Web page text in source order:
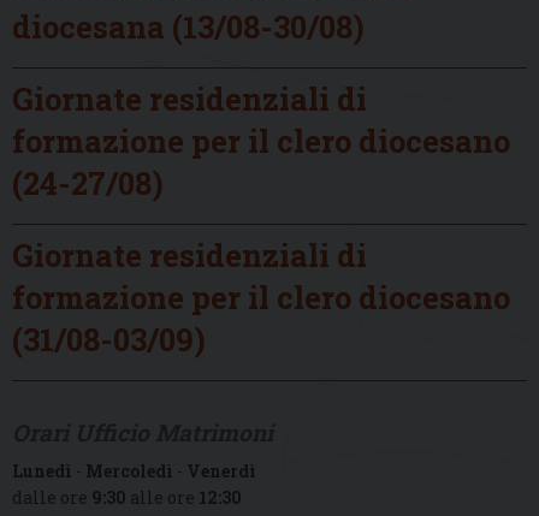
diocesana (13/08-30/08)
Giornate residenziali di
formazione per il clero diocesano
(24-27/08)
Giornate residenziali di
formazione per il clero diocesano
(31/08-03/09)
Lunedì - Mercoledì - Venerdì
dalle ore 9:30 alle ore 12:30